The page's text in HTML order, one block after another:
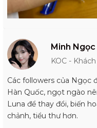
Minh Ngọc
KOC -
Các followers của Ngọc
Hàn Quốc, ngọt ngào
Luna để thay đổi, biến
chảnh, tiểu thư hơn.